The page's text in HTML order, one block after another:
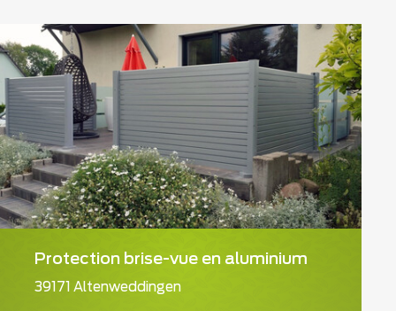
Protection brise-vue en aluminium
39171 Altenweddingen